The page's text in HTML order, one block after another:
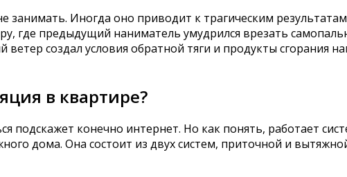
Иногда оно приводит к трагическим
где предыдущий наниматель умудрился врезать
создал условия обратной тяги и продукты сгорания
в квартире?
подскажет конечно интернет. Но как понять, работает
дома. Она состоит из двух систем, приточной и